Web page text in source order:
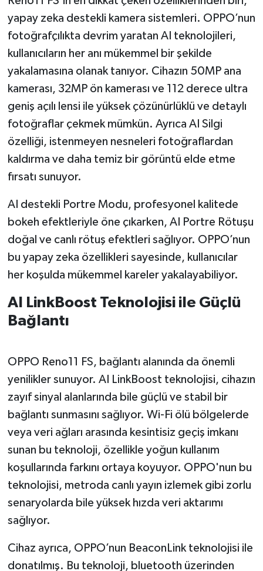
yapay zeka destekli kamera sistemleri. OPPO’nun
fotoğrafçılıkta devrim yaratan AI teknolojileri,
kullanıcıların her anı mükemmel bir şekilde
yakalamasına olanak tanıyor. Cihazın 50MP ana
kamerası, 32MP ön kamerası ve 112 derece ultra
geniş açılı lensi ile yüksek çözünürlüklü ve detaylı
fotoğraflar çekmek mümkün. Ayrıca AI Silgi
özelliği, istenmeyen nesneleri fotoğraflardan
kaldırma ve daha temiz bir görüntü elde etme
fırsatı sunuyor.
AI destekli Portre Modu, profesyonel kalitede
bokeh efektleriyle öne çıkarken, AI Portre Rötuşu
doğal ve canlı rötuş efektleri sağlıyor. OPPO’nun
bu yapay zeka özellikleri sayesinde, kullanıcılar
her koşulda mükemmel kareler yakalayabiliyor.
AI LinkBoost Teknolojisi ile Güçlü
Bağlantı
OPPO Reno11 FS, bağlantı alanında da önemli
yenilikler sunuyor. AI LinkBoost teknolojisi, cihazın
zayıf sinyal alanlarında bile güçlü ve stabil bir
bağlantı sunmasını sağlıyor. Wi-Fi ölü bölgelerde
veya veri ağları arasında kesintisiz geçiş imkanı
sunan bu teknoloji, özellikle yoğun kullanım
koşullarında farkını ortaya koyuyor. OPPO'nun bu
teknolojisi, metroda canlı yayın izlemek gibi zorlu
senaryolarda bile yüksek hızda veri aktarımı
sağlıyor.
Cihaz ayrıca, OPPO’nun BeaconLink teknolojisi ile
donatılmış. Bu teknoloji, bluetooth üzerinden